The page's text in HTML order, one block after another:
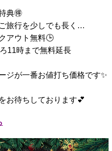
典🉐
旅行を少しでも長く…
アウト無料🕒
11時まで無料延長
ジが一番お値打ち価格です✨
お待ちしております💕